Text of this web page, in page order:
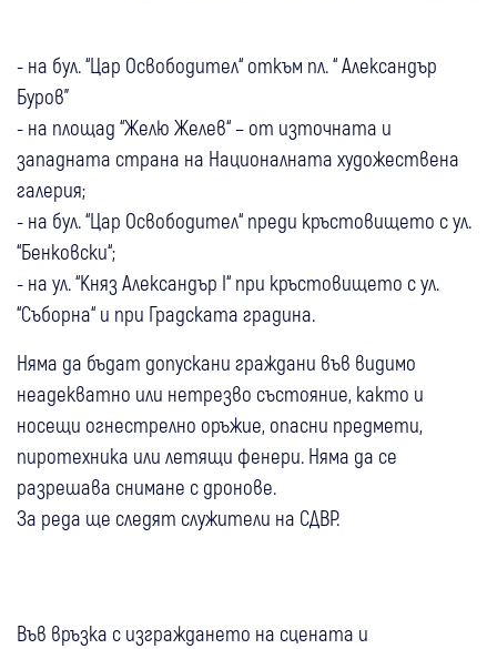
- на бул. “Цар Освободител“ откъм пл. “ Александър
Буров”
- на площад “Желю Желев“ – от източната и
западната страна на Националната художествена
галерия;
- на бул. “Цар Освободител“ преди кръстовището с ул.
“Бенковски“;
- на ул. “Княз Александър I“ при кръстовището с ул.
“Съборна“ и при Градската градина.
Няма да бъдат допускани граждани във видимо
неадекватно или нетрезво състояние, както и
носещи огнестрелно оръжие, опасни предмети,
пиротехника или летящи фенери. Няма да се
разрешава снимане с дронове.
За реда ще следят служители на СДВР.
Във връзка с изграждането на сцената и